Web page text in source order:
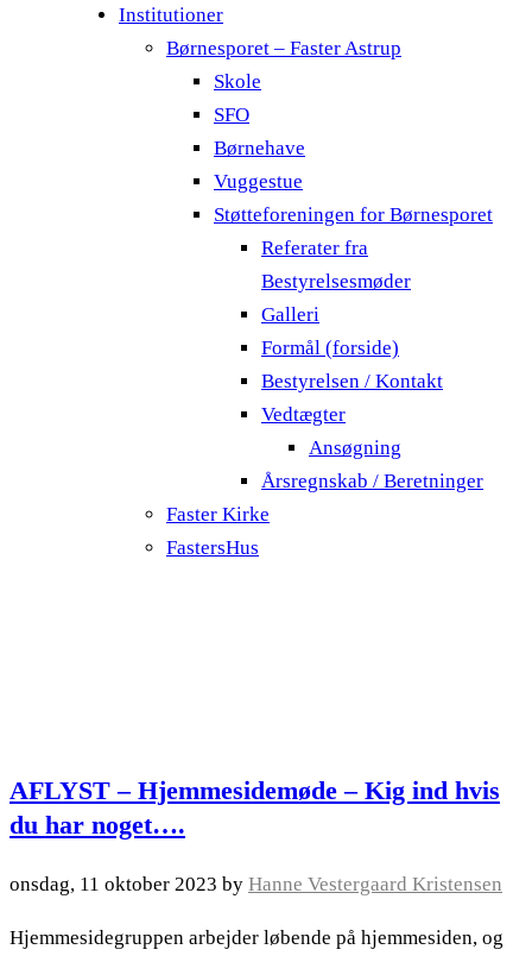
Institutioner
Børnesporet – Faster Astrup
Skole
SFO
Børnehave
Vuggestue
Støtteforeningen for Børnesporet
Referater fra
Bestyrelsesmøder
Galleri
Formål (forside)
Bestyrelsen / Kontakt
Vedtægter
Ansøgning
Årsregnskab / Beretninger
Faster Kirke
FastersHus
AFLYST – Hjemmesidemøde – Kig ind hvis
du har noget….
onsdag, 11 oktober 2023 by Hanne Vestergaard Kristensen
Hjemmesidegruppen arbejder løbende på hjemmesiden, og